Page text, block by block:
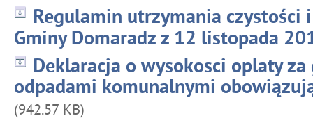
Regulamin utrzymania czystości
Gminy Domaradz z 12 listopada
Deklaracja o wysokosci oplaty
odpadami komunalnymi
(942.57 KB)